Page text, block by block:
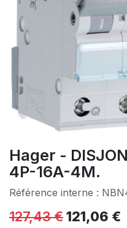
Hager -
4P-16A-4M.
Référence interne :
127,43€121,06 €